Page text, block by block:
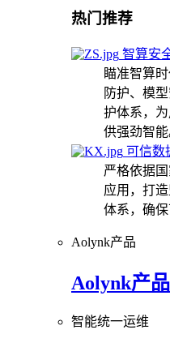
热门推荐
智算安
瞄准智算
防护、模
护体系，
供强劲智能
可信数
严格依据
应用，打
体系，确
Aolynk产品
Aolynk产品
智能统一运维